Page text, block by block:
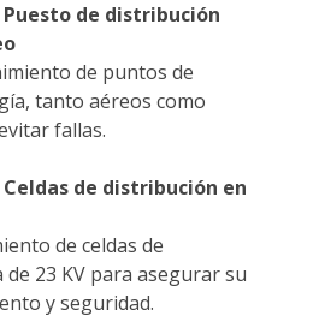
de distribución
de puntos de
tanto aéreos como
fallas.
de distribución en
de celdas de
23 KV para asegurar su
y seguridad.